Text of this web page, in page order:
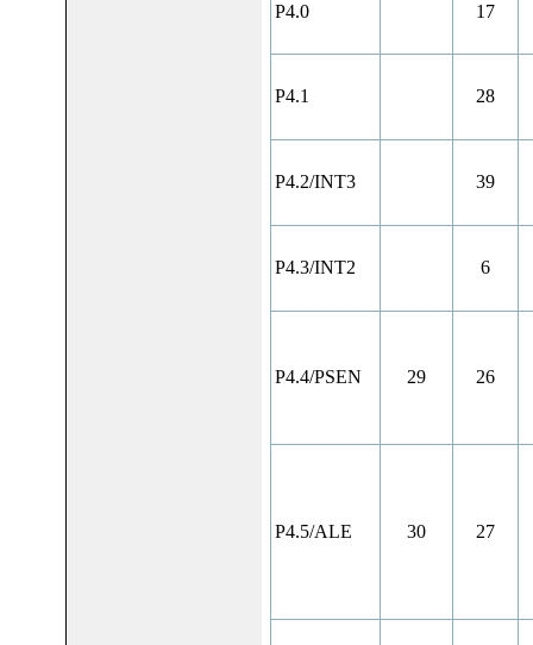
P4.0 17
P4.1 28
P4.2/INT3 39
P4.3/INT2 6
P4.4/PSEN 29 26
P4.5/ALE 30 27